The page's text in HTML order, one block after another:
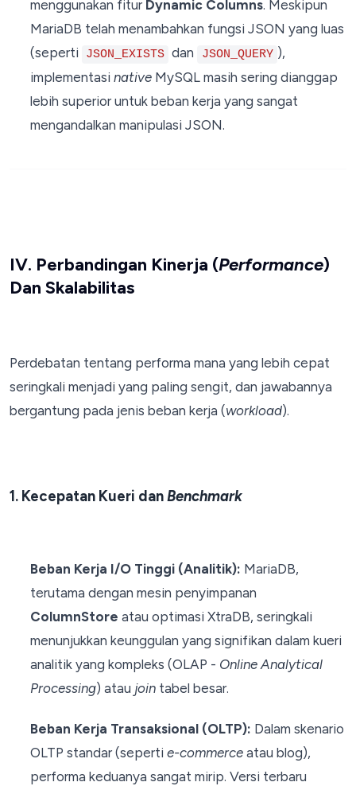
menggunakan fitur Dynamic Columns. Meskipun
MariaDB telah menambahkan fungsi JSON yang luas
(seperti
JSON_EXISTS dan JSON_QUERY ),
implementasi nativeMySQL masih sering dianggap
lebih superior untuk beban kerja yang sangat
mengandalkan manipulasi JSON.
IV. Perbandingan Kinerja (Performance)
Dan Skalabilitas
Perdebatan tentang performa mana yang lebih cepat
seringkali menjadi yang paling sengit, dan jawabannya
bergantung pada jenis beban kerja (workload).
1. Kecepatan Kueri danBenchmark
Beban Kerja I/O Tinggi (Analitik): MariaDB,
terutama dengan mesin penyimpanan
ColumnStore atau optimasi XtraDB, seringkali
menunjukkan keunggulan yang signifikan dalam kueri
analitik yang kompleks (OLAP - Online Analytical
Processing) atau jointabel besar.
Beban Kerja Transaksional (OLTP): Dalam skenario
OLTP standar (seperti e-commerceatau blog),
performa keduanya sangat mirip. Versi terbaru